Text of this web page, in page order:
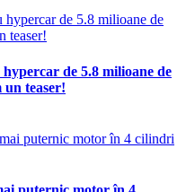
de 5.8 milioane de
un teaser!